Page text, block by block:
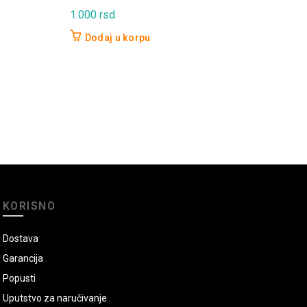
1.000 rsd
Dodaj u korpu
KORISNO
Dostava
Garancija
Popusti
Uputstvo za naručivanje